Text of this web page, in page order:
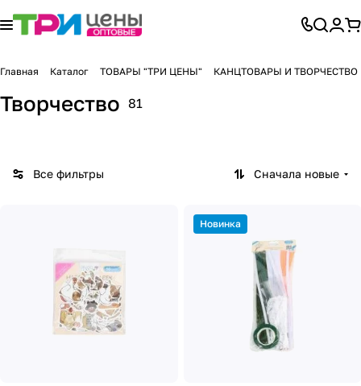
Главная Каталог ТОВАРЫ "ТРИ ЦЕНЫ" КАНЦТОВАРЫ И ТВОРЧЕСТВО
Творчество 81
Все фильтры Сначала новые
Новинка